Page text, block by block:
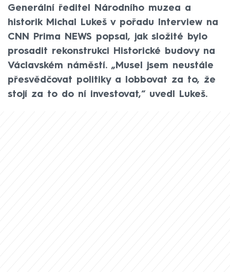
Generální ředitel Národního muzea a
historik Michal Lukeš v pořadu Interview na
CNN Prima NEWS popsal, jak složité bylo
prosadit rekonstrukci Historické budovy na
Václavském náměstí. „Musel jsem neustále
přesvědčovat politiky a lobbovat za to, že
stojí za to do ní investovat,“ uvedl Lukeš.